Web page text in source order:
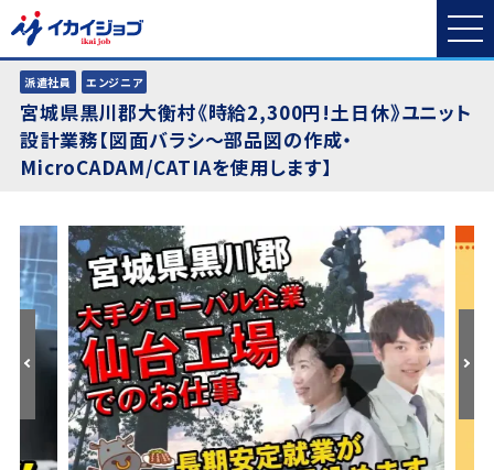
派遣社員 エンジニア
宮城県黒川郡大衡村《時給2,300円!土日休》ユニット
設計業務【図面バラシ～部品図の作成・
MicroCADAM/CATIAを使用します】